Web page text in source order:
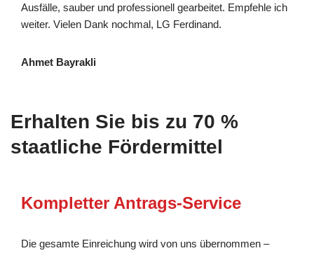
Ausfälle, sauber und professionell gearbeitet. Empfehle ich
weiter. Vielen Dank nochmal, LG Ferdinand.
Ahmet Bayrakli
Erhalten Sie bis zu 70 %
staatliche Fördermittel
Kompletter Antrags-Service
Die gesamte Einreichung wird von uns übernommen –